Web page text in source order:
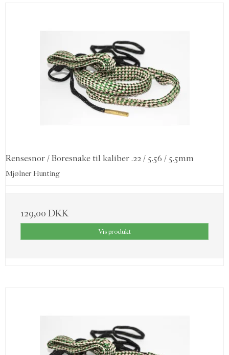
Rensesnor / Boresnake til kaliber .22 / 5.56 / 5.5mm
Mjølner Hunting
129,00 DKK
Vis produkt